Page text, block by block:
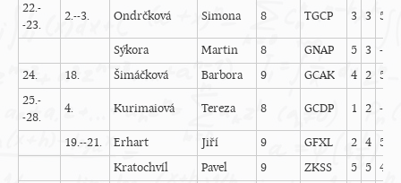
22.-
-23.
2.--3. Ondrčková Simona 8 TGCP 3 3 5
Sýkora Martin 8 GNAP 5 3 -
24.
18. Šimáčková Barbora 9 GCAK 4 2 5
25.-
-28.
4. Kurimaiová Tereza 8 GCDP 1 2 -
19.--21. Erhart Jiří 9 GFXL 2 4 5
Kratochvíl
Pavel 9 ZKSS 5 5 4